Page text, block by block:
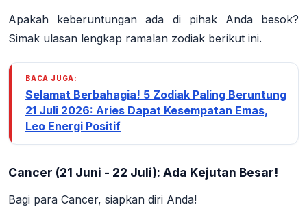
Apakah keberuntungan ada di pihak Anda besok?
Simak ulasan lengkap ramalan zodiak berikut ini.
BACA JUGA:
Selamat Berbahagia! 5 Zodiak Paling Beruntung
21 Juli 2026: Aries Dapat Kesempatan Emas,
Leo Energi Positif
Cancer (21 Juni - 22 Juli): Ada Kejutan Besar!
Bagi para Cancer, siapkan diri Anda!